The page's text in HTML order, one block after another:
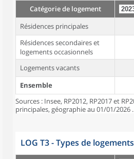
Catégorie de logement
Résidences principales
Résidences secondaires et
logements occasionnels
Logements vacants
Ensemble
Sources : Insee, RP2012, RP2017 et
principales, géographie au 01/01/2026 .
LOG T3 - Types de logements